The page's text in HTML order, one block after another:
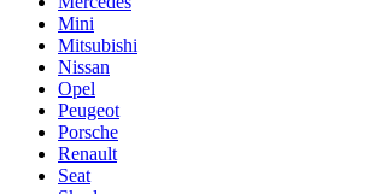
Mini
Mitsubishi
Nissan
Opel
Peugeot
Porsche
Renault
Seat